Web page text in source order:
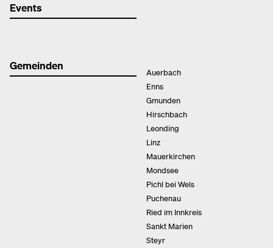
Events
Gemeinden
Auerbach
Enns
Gmunden
Hirschbach
Leonding
Linz
Mauerkirchen
Mondsee
Pichl bei Wels
Puchenau
Ried im Innkreis
Sankt Marien
Steyr